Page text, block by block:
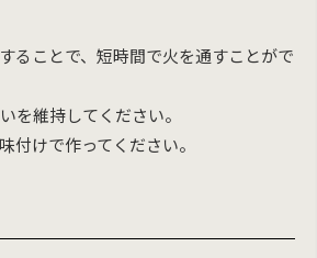
ることで、短時間で火を通すことがで
を維持してください。
付けで作ってください。